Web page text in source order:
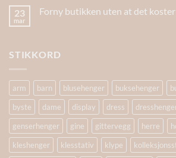
23
mar
Forny butikken uten at det
STIKKORD
arm barn blusehenger buksehenger
byste
dame display dress
genserhenger
gine gittervegg herre
kleshenger
klesstativ klype